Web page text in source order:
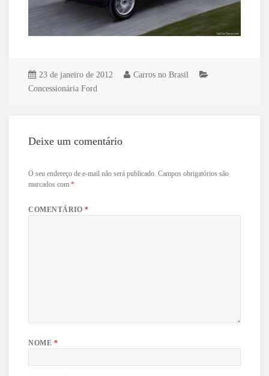
23 de janeiro de 2012
Carros no Brasil
Concessionária Ford
Deixe um comentário
O seu endereço de e-mail não será publicado. Campos obrigatórios são
marcados com*
COMENTÁRIO*
NOME *